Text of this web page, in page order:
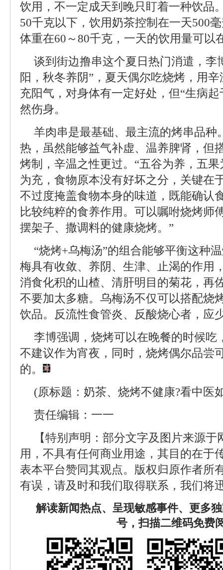
饮用，不一定成天到晚只盯着一种饮品
50千克以下，饮用奶茶控制在一天500
体重在60～80千克，一天的饮用量可以
谈到街边撸串这个夏日热门消遣，李
阳，秋冬养阴”，夏天偶尔吃烧烤，用
充阳气，对身体有一定好处，但“生病
然伤身。
羊肉串是最基础、最主流的烤串品种
热，虽然能够益气补虚、温养脾肾，但
烤制，辛温之性更过。“五谷为养，五
为充，食物原本没有好坏之分，关键在
不过度掩盖食物本身的味道，既能确认
比较纯粹的食养作用。可以嘱咐烧烤师
摆架子、撒调料的健康烧烤。”
“烧烤+乌梅汤”的组合能够平衡这种
梅具有收敛、养阴、生津、止渴的作用
消食化积的山楂、清肝明目的菊花，再
不要加太多糖。乌梅汤不仅可以搭配烧
饮品。反流性食管炎、反酸烧心者，应
李博强调，烧烤可以在晚餐的时候吃
不建议作为宵夜，同时，烧烤偶尔品尝
的。
(原标题：奶茶、烧烤不健康?看中医
责任编辑：一一
【特别声明：部分文字及图片来源
用，不具有任何商业用途，其目的在于
表本平台赞同其观点。版权归原作者所
有误，请及时和我们取得联系，我们将
解读新闻热点、呈现敏感事件、更多
号，扫描二维码免费